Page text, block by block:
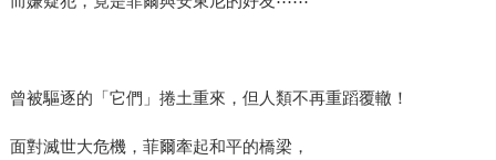
曾被驅逐的「它們」捲土重來，但人類不再重蹈覆轍！
面對滅世大危機，菲爾牽起和平的橋梁，